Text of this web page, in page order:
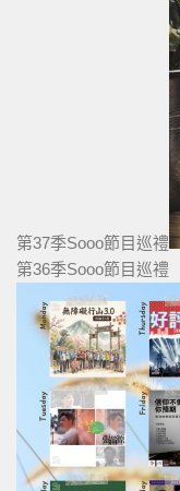
第37季Sooo節目巡禮
第36季Sooo節目巡禮